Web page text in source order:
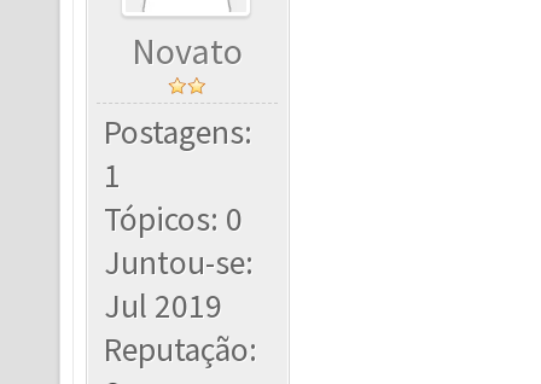
Novato
Postagens:
1
Tópicos: 0
Juntou-se:
Jul 2019
Reputação: